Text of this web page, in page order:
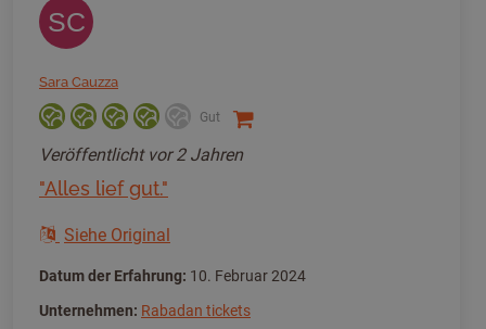
SC
Sara Cauzza
Gut
Veröffentlicht vor 2 Jahren
"Alles lief gut."
Siehe Original
Datum der Erfahrung: 10. Februar 2024
Unternehmen: Rabadan tickets